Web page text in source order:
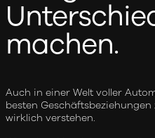
machen.
Auch in einer Welt voller
besten
wirklich verstehen.